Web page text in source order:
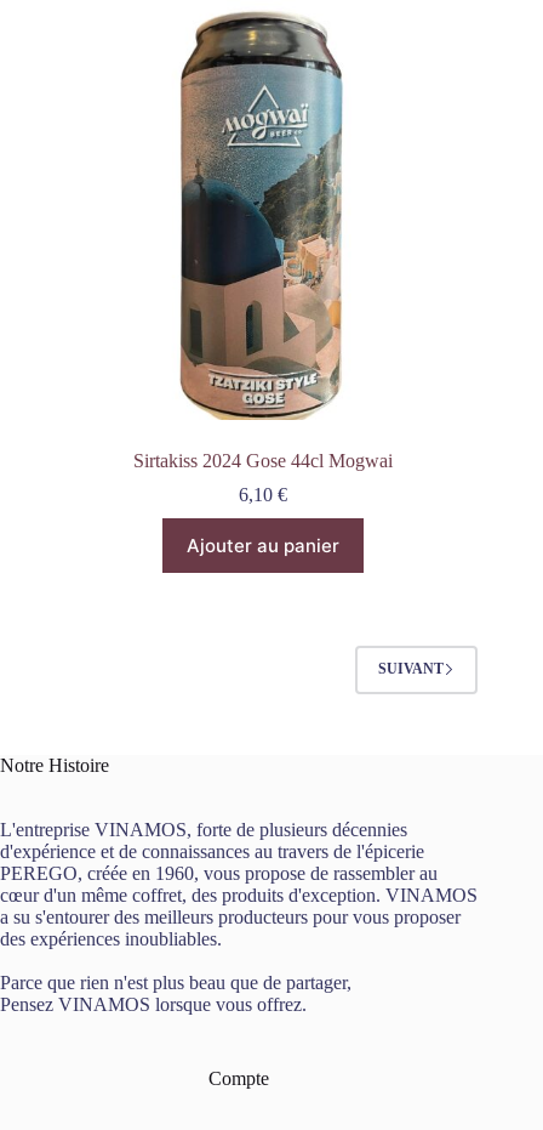
Sirtakiss 2024 Gose 44cl Mogwai
6,10€
Ajouter au panier
SUIVANT
Notre Histoire
L'entreprise VINAMOS, forte de plusieurs décennies
d'expérience et de connaissances au travers de l'épicerie
PEREGO, créée en 1960, vous propose de rassembler au
cœur d'un même coffret, des produits d'exception. VINAMOS
a su s'entourer des meilleurs producteurs pour vous proposer
des expériences inoubliables.
Parce que rien n'est plus beau que de partager,
Pensez VINAMOS lorsque vous offrez.
Compte